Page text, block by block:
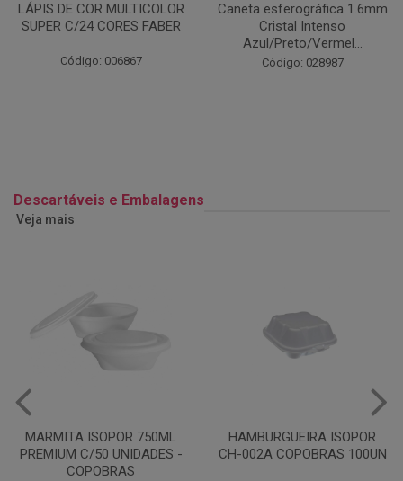
Caneta esferográfica 1.6mm
Cristal Intenso
Código: 028987
COLA EM BASTÃO 40G - LEO
& LEO
Código: 028164
Descartáveis e Embalagens
Veja mais
HAMBURGUEIRA ISOPOR
CH-002A COPOBRAS 100UN
CAIXA PARDA PIZZA N30
OITAVADA BALUARTE C/10